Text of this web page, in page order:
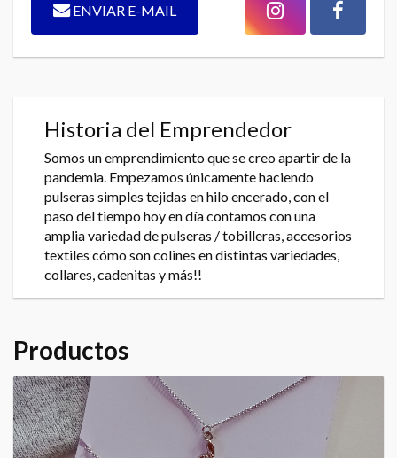
ENVIAR E-MAIL
Historia del Emprendedor
Somos un emprendimiento que se creo apartir de la
pandemia. Empezamos únicamente haciendo
pulseras simples tejidas en hilo encerado, con el
paso del tiempo hoy en día contamos con una
amplia variedad de pulseras / tobilleras, accesorios
textiles cómo son colines en distintas variedades,
collares, cadenitas y más!!
Productos